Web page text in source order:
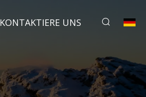
KONTAKTIERE UNS